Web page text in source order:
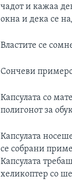
чадот и кажаа
окна и дека се
Властите се
Сончеви
Капсулата со
полигонот за
Капсулата
се собрани
Капсулата
хеликоптер со